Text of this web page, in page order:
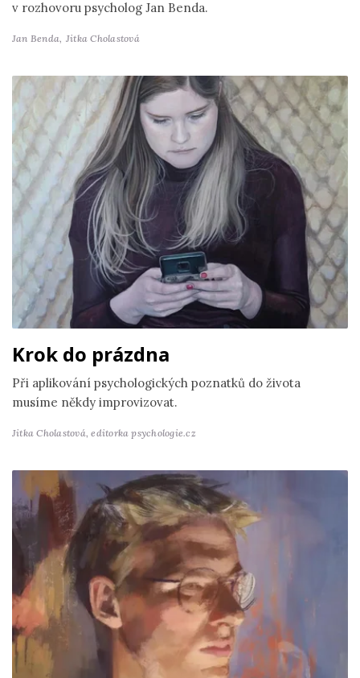
v rozhovoru psycholog Jan Benda.
Jan Benda, Jitka Cholastová
Krok do prázdna
Při aplikování psychologických poznatků do života
musíme někdy improvizovat.
Jitka Cholastová,editorka psychologie.cz